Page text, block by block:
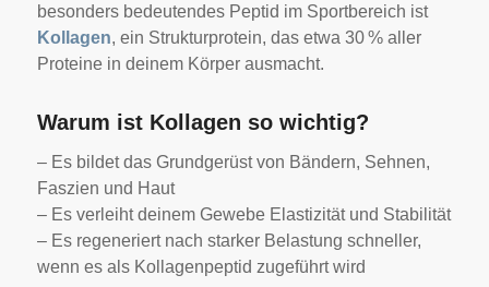
besonders bedeutendes Peptid im Sportbereich ist
Kollagen, ein Strukturprotein, das etwa 30 % aller
Proteine in deinem Körper ausmacht.
Warum ist Kollagen so wichtig?
– Es bildet das Grundgerüst von Bändern, Sehnen,
Faszien und Haut
– Es verleiht deinem Gewebe Elastizität und Stabilität
– Es regeneriert nach starker Belastung schneller,
wenn es als Kollagenpeptid zugeführt wird